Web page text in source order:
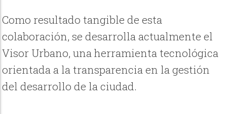
Como resultado tangible de esta
colaboración, se desarrolla actualmente el
Visor Urbano, una herramienta tecnológica
orientada a la transparencia en la gestión
del desarrollo de la ciudad.